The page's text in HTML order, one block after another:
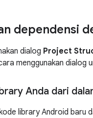
dependensi
dialog Project
menggunakan dialog
Anda dari
library Android baru